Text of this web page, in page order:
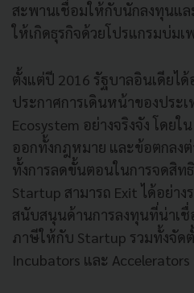
สะพานเชื่อมให้กับนักลงทุนแล
ให้เกิดธุรกิจด้วยโปรแกรมบ่มเ
ตั้งแต่ปี 2016 รัฐบาลอินเดียได้
ประกาศการเดินหน้าของประ
Ecosystem อย่างจริงจัง โดย
ออกทั้งกฎหมาย และข้อตกลง
ทั้งการลดขั้นตอนในการจดสิท
Startup สามารถ Exit ได้อย่าง
สนับสนุนด้านการลงทุนที่น่าเ
ภาษีให้กับ Startup รวมทั้งจัด
Incubators และ Accelerators